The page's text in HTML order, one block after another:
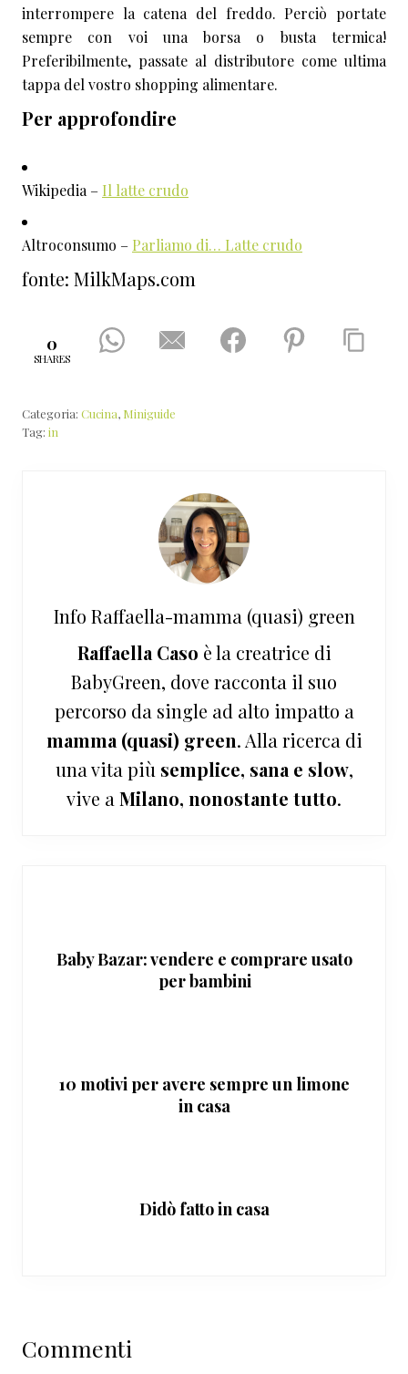
interrompere la catena del freddo. Perciò portate
sempre con voi una borsa o busta termica!
Preferibilmente, passate al distributore come ultima
tappa del vostro shopping alimentare.
Per approfondire
Wikipedia – Il latte crudo
Altroconsumo – Parliamo di… Latte crudo
fonte: MilkMaps.com
0
SHARES
Categoria: Cucina, Miniguide
Tag: in
Info Raffaella-mamma (quasi) green
Raffaella Caso è la creatrice di
BabyGreen, dove racconta il suo
percorso da single ad alto impatto a
mamma (quasi) green. Alla ricerca di
una vita più semplice, sana e slow,
vive a Milano, nonostante tutto.
Baby Bazar: vendere e comprare usato
per bambini
10 motivi per avere sempre un limone
in casa
Didò fatto in casa
del
Commenti